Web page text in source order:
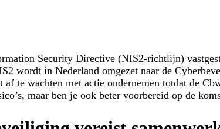
Security Directive (NIS2-richtlijn)
wordt in Nederland omgezet naar de
af te wachten met actie ondernemen totdat de
maar ben je ook beter voorbereid op de